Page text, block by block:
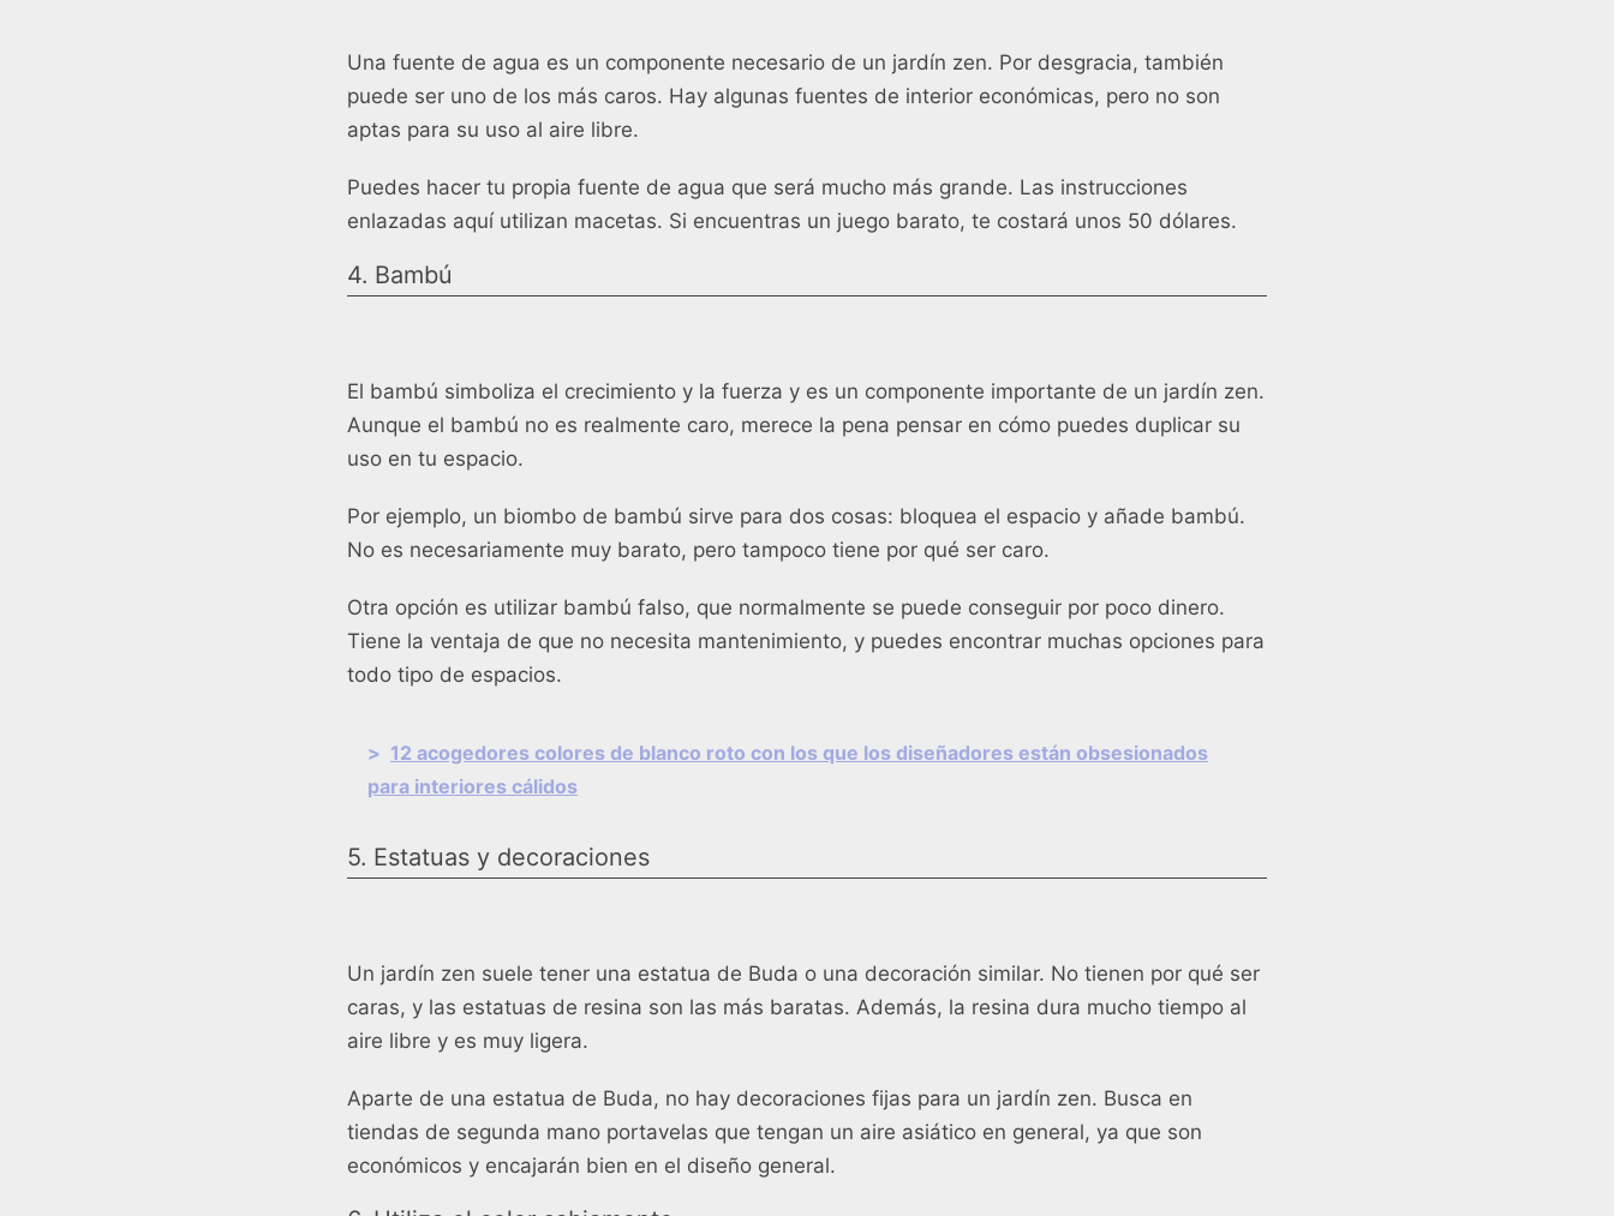
Una fuente de agua es un componente necesario de un jardín zen. Por desgracia, también
puede ser uno de los más caros. Hay algunas fuentes de interior económicas, pero no son
aptas para su uso al aire libre.
Puedes hacer tu propia fuente de agua que será mucho más grande. Las instrucciones
enlazadas aquí utilizan macetas. Si encuentras un juego barato, te costará unos 50 dólares.
4. Bambú
El bambú simboliza el crecimiento y la fuerza y es un componente importante de un jardín zen.
Aunque el bambú no es realmente caro, merece la pena pensar en cómo puedes duplicar su
uso en tu espacio.
Por ejemplo, un biombo de bambú sirve para dos cosas: bloquea el espacio y añade bambú.
No es necesariamente muy barato, pero tampoco tiene por qué ser caro.
Otra opción es utilizar bambú falso, que normalmente se puede conseguir por poco dinero.
Tiene la ventaja de que no necesita mantenimiento, y puedes encontrar muchas opciones para
todo tipo de espacios.
> 12 acogedores colores de blanco roto con los que los diseñadores están obsesionados
para interiores cálidos
5. Estatuas y decoraciones
Un jardín zen suele tener una estatua de Buda o una decoración similar. No tienen por qué ser
caras, y las estatuas de resina son las más baratas. Además, la resina dura mucho tiempo al
aire libre y es muy ligera.
Aparte de una estatua de Buda, no hay decoraciones fijas para un jardín zen. Busca en
tiendas de segunda mano portavelas que tengan un aire asiático en general, ya que son
económicos y encajarán bien en el diseño general.